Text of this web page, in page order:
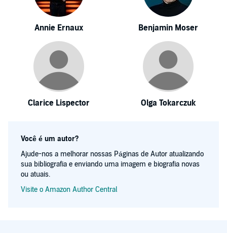
Annie Ernaux Benjamin Moser
Clarice Lispector Olga Tokarczuk
Você é um autor?
Ajude-nos a melhorar nossas Páginas de Autor atualizando
sua bibliografia e enviando uma imagem e biografia novas
ou atuais.
Visite o Amazon Author Central